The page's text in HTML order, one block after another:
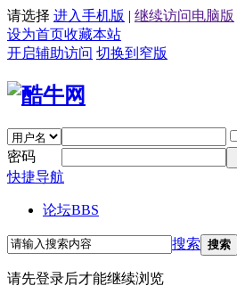
请选择 进入手机版 | 继续访问电脑版
设为首页收藏本站
开启辅助访问 切换到窄版
密码
快捷导航
论坛BBS
搜索 搜索
请先登录后才能继续浏览